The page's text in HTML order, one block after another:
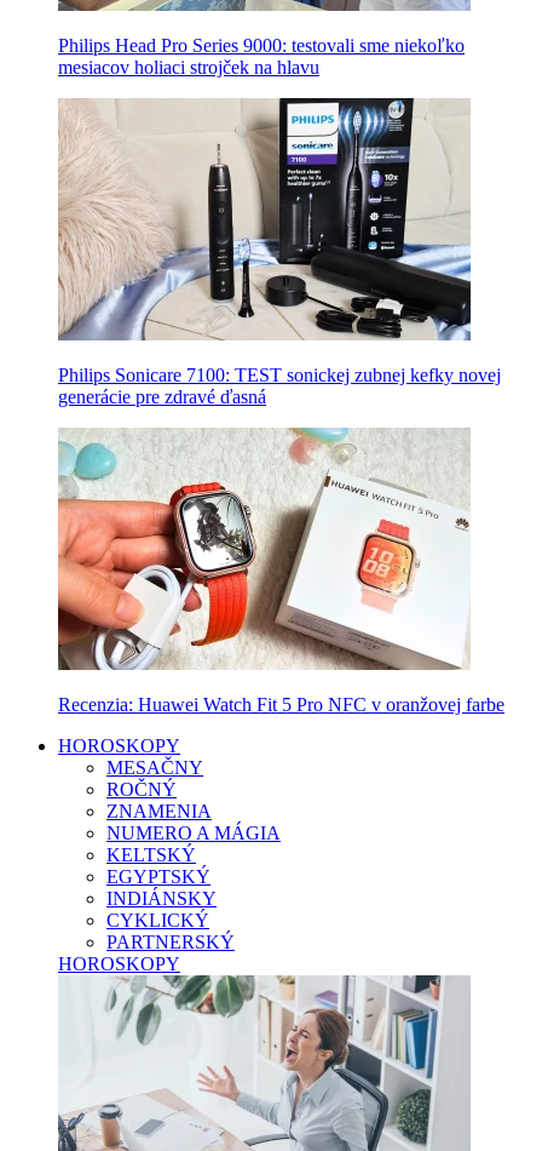
Philips Head Pro Series 9000: testovali sme niekoľko
mesiacov holiaci strojček na hlavu
Philips Sonicare 7100: TEST sonickej zubnej kefky novej
generácie pre zdravé ďasná
Recenzia: Huawei Watch Fit 5 Pro NFC v oranžovej farbe
HOROSKOPY
MESAČNY
ROČNÝ
ZNAMENIA
NUMERO A MÁGIA
KELTSKÝ
EGYPTSKÝ
INDIÁNSKY
CYKLICKÝ
PARTNERSKÝ
HOROSKOPY